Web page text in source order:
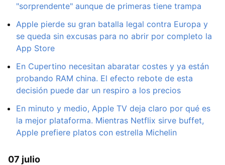
"sorprendente" aunque de primeras tiene trampa
Apple pierde su gran batalla legal contra Europa y
se queda sin excusas para no abrir por completo la
App Store
En Cupertino necesitan abaratar costes y ya están
probando RAM china. El efecto rebote de esta
decisión puede dar un respiro a los precios
En minuto y medio, Apple TV deja claro por qué es
la mejor plataforma. Mientras Netflix sirve buffet,
Apple prefiere platos con estrella Michelin
07 julio